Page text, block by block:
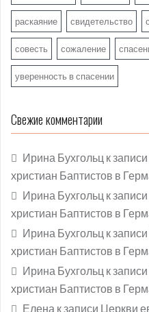
раскаяние свидетельство
совесть сожаление
уверенность в спасении
Свежие комментарии
Ирина Бухгольц к записи
христиан Баптистов в
Ирина Бухгольц к записи
христиан Баптистов в
Ирина Бухгольц к записи
христиан Баптистов в
Ирина Бухгольц к записи
христиан Баптистов в
Елена к записи Церкви